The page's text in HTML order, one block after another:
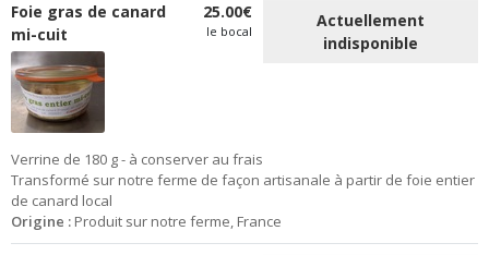
Foie gras de canard
mi-cuit
25.00€
le bocal
Actuellement
indisponible
Verrine de 180 g - à conserver au frais
Transformé sur notre ferme de façon artisanale à partir de foie entier
de canard local
Origine : Produit sur notre ferme, France